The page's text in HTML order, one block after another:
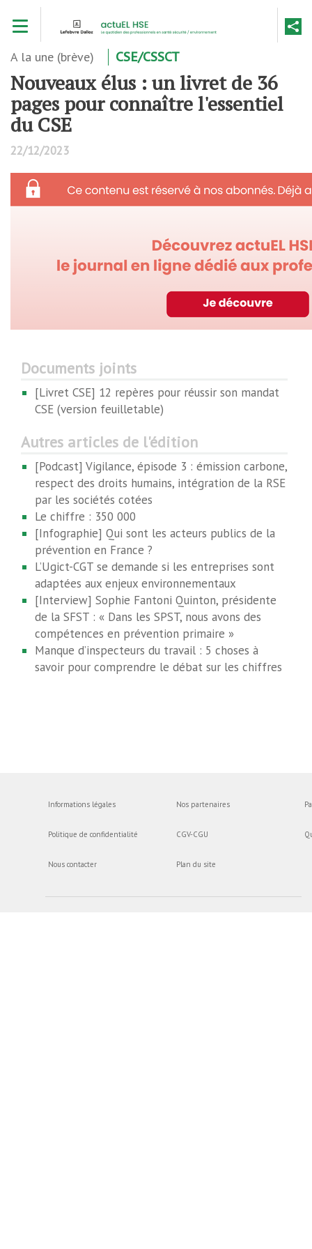
contenu
A la une (brève) CSE/CSSCT
Nouveaux élus : un livret de 36
pages pour connaître l'essentiel
du CSE
22/12/2023
Documents joints
[Livret CSE] 12 repères pour réussir son mandat
CSE (version feuilletable)
Autres articles de l'édition
[Podcast] Vigilance, épisode 3 : émission carbone,
respect des droits humains, intégration de la RSE
par les sociétés cotées
Le chiffre : 350 000
[Infographie] Qui sont les acteurs publics de la
prévention en France ?
L’Ugict-CGT se demande si les entreprises sont
adaptées aux enjeux environnementaux
[Interview] Sophie Fantoni Quinton, présidente
de la SFST : « Dans les SPST, nous avons des
compétences en prévention primaire »
Manque d’inspecteurs du travail : 5 choses à
savoir pour comprendre le débat sur les chiffres
Informations légales
Politique de confidentialité
Nous contacter
Nos partenaires
CGV-CGU
Plan du site